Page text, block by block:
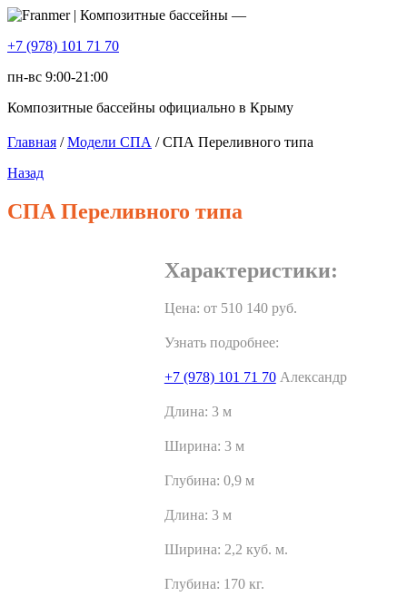
+7 (978) 101 71 70
пн-вс 9:00-21:00
Композитные бассейны официально в Крыму
Главная /Модели СПА / СПА Переливного типа
Назад
СПА Переливного типа
Характеристики:
Цена: от 510 140 руб.
Узнать подробнее:
+7 (978) 101 71 70 Александр
Длина: 3 м
Ширина: 3 м
Глубина: 0,9 м
Длина: 3 м
Ширина: 2,2 куб. м.
Глубина: 170 кг.